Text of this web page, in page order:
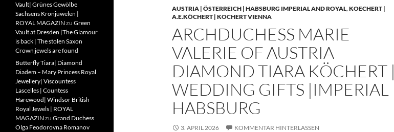
AUSTRIA | ÖSTERREICH | HABSBURG IMPERIAL AND ROYAL,KOECHERT |
A.E.KÖCHERT | KOCHERT VIENNA
ARCHDUCHESS MARIE
VALERIE OF AUSTRIA
DIAMOND TIARA KÖCHERT |
WEDDING GIFTS |IMPERIAL
HABSBURG
3. APRIL 2026 KOMMENTAR HINTERLASSEN
Vault| Grünes Gewölbe
Sachsens Kronjuwelen |
ROYAL MAGAZIN zu Green
Vault at Dresden |The Glamour
is back | The stolen Saxon
Crown jewels are found
Butterfly Tiara| Diamond
Diadem – Mary Princess Royal
Jewellery| Viscountess
Lascelles | Countess
Harewood| Windsor British
Royal Jewels | ROYAL
MAGAZIN zu Grand Duchess
Olga Feodorovna Romanov